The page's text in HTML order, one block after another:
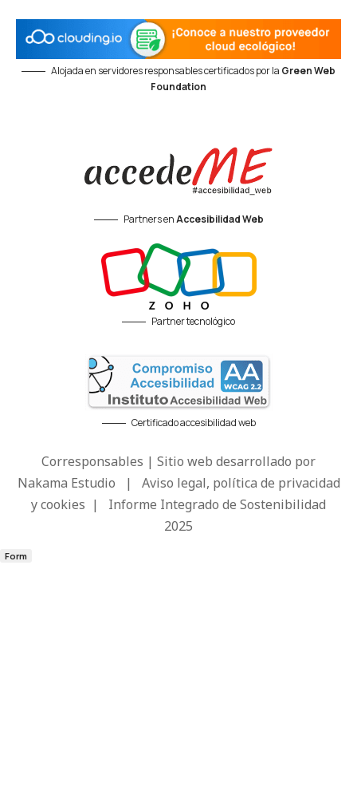
Alojada en servidores responsables certificados por la Green Web
Foundation
Partners enAccesibilidad Web
Partner tecnológico
Certificado accesibilidad web
Corresponsables | Sitio web desarrollado por
Nakama Estudio | Aviso legal, política de privacidad
y cookies | Informe Integrado de Sostenibilidad
2025
Form